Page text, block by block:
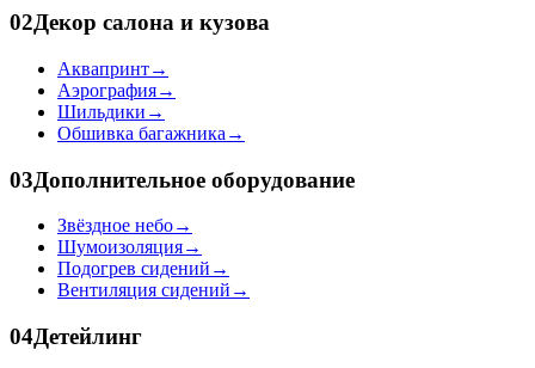
02Декор салона и кузова
Аквапринт→
Аэрография→
Шильдики →
Обшивка багажника →
03Дополнительное оборудование
Звёздное небо→
Шумоизоляция→
Подогрев сидений →
Вентиляция сидений →
04Детейлинг